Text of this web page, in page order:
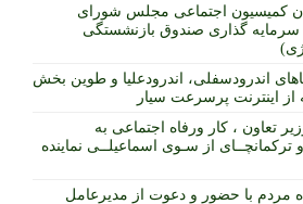
کمیسیون اجتماعی مجلس شورای
گذاری صندوق بازنشستگی
اندرودسفلی، اندرودعلیا و طوین بخش
از اینترنت پرسرعت سیار
تعاون ، کار ورفاه اجتماعی به
ترکمانچــای از سـوی اسماعیلــی نماینده
مردم با حضور و دعوت از مدیرعامل